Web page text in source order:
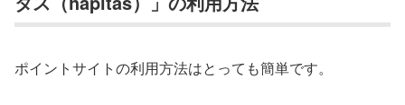
ポイントサイトの利用方法はとっても簡単です。